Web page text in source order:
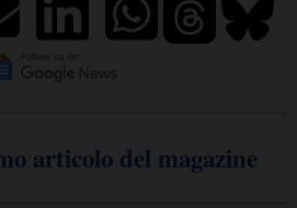
articolo del magazine